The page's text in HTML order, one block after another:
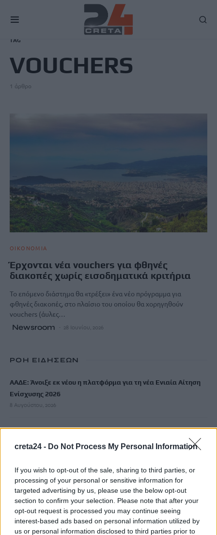
creta24 - Do Not Process My Personal Information
If you wish to opt-out of the sale, sharing to third parties, or
processing of your personal or sensitive information for
targeted advertising by us, please use the below opt-out
section to confirm your selection. Please note that after your
opt-out request is processed you may continue seeing
interest-based ads based on personal information utilized by
us or personal information disclosed to third parties prior to
TAG
VOUCHERS
1 άρθρο
ΟΙΚΟΝΟΜΙΑ
Έρχονται νέα vouchers για φθηνές
διακοπές χωρίς εισοδηματικά κριτήρια
Το επόμενο διάστημα θα «τρέξει» ένα νέο πρόγραμμα για
φθηνές διακοπές, στο πλαίσιο του οποίου θα χορηγηθούν
vouchers (άυλες…
Newsroom 28 Ιουνίου, 2026
ΡΟΗ ΕΙΔΗΣΕΩΝ
ΑΑΔΕ: Άνοιξε εκ νέου η πλατφόρμα για τη νέα Ενιαία Αίτηση
Ενίσχυσης 2026
8 Αυγούστου, 2026
Red Code σήμερα η Κρήτη
«Θεριακλήδες» οι Έλληνες – Πάνω από 1 στους 5 καπνίζει
καθημερινά
7 Αυγούστου, 2026
Σε εξέλιξη οι δηλώσεις Πόθεν Έσχες – Αναλυτικά η